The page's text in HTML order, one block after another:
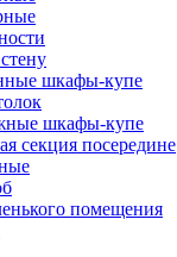
шкафы-купе
шкафы-купе
секция посередине
помещения